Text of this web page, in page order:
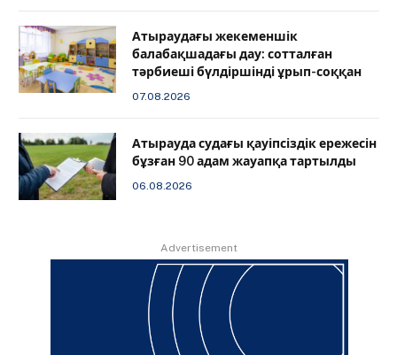
Атыраудағы жекеменшік
балабақшадағы дау: сотталған
тәрбиеші бүлдіршінді ұрып-соққан
07.08.2026
Атырауда судағы қауіпсіздік ережесін
бұзған 90 адам жауапқа тартылды
06.08.2026
Advertisement